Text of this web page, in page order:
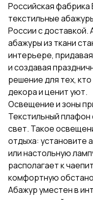
Российская фабрика
текстильные
России с доставкой.
абажуры из ткани
интерьере,
и создавая
решение для тех,
декора и ценит уют.
Освещение и зоны
Текстильный плафон
свет. Такое
отдыха: установите
или настольную
располагает к
комфортную
Абажур уместен в